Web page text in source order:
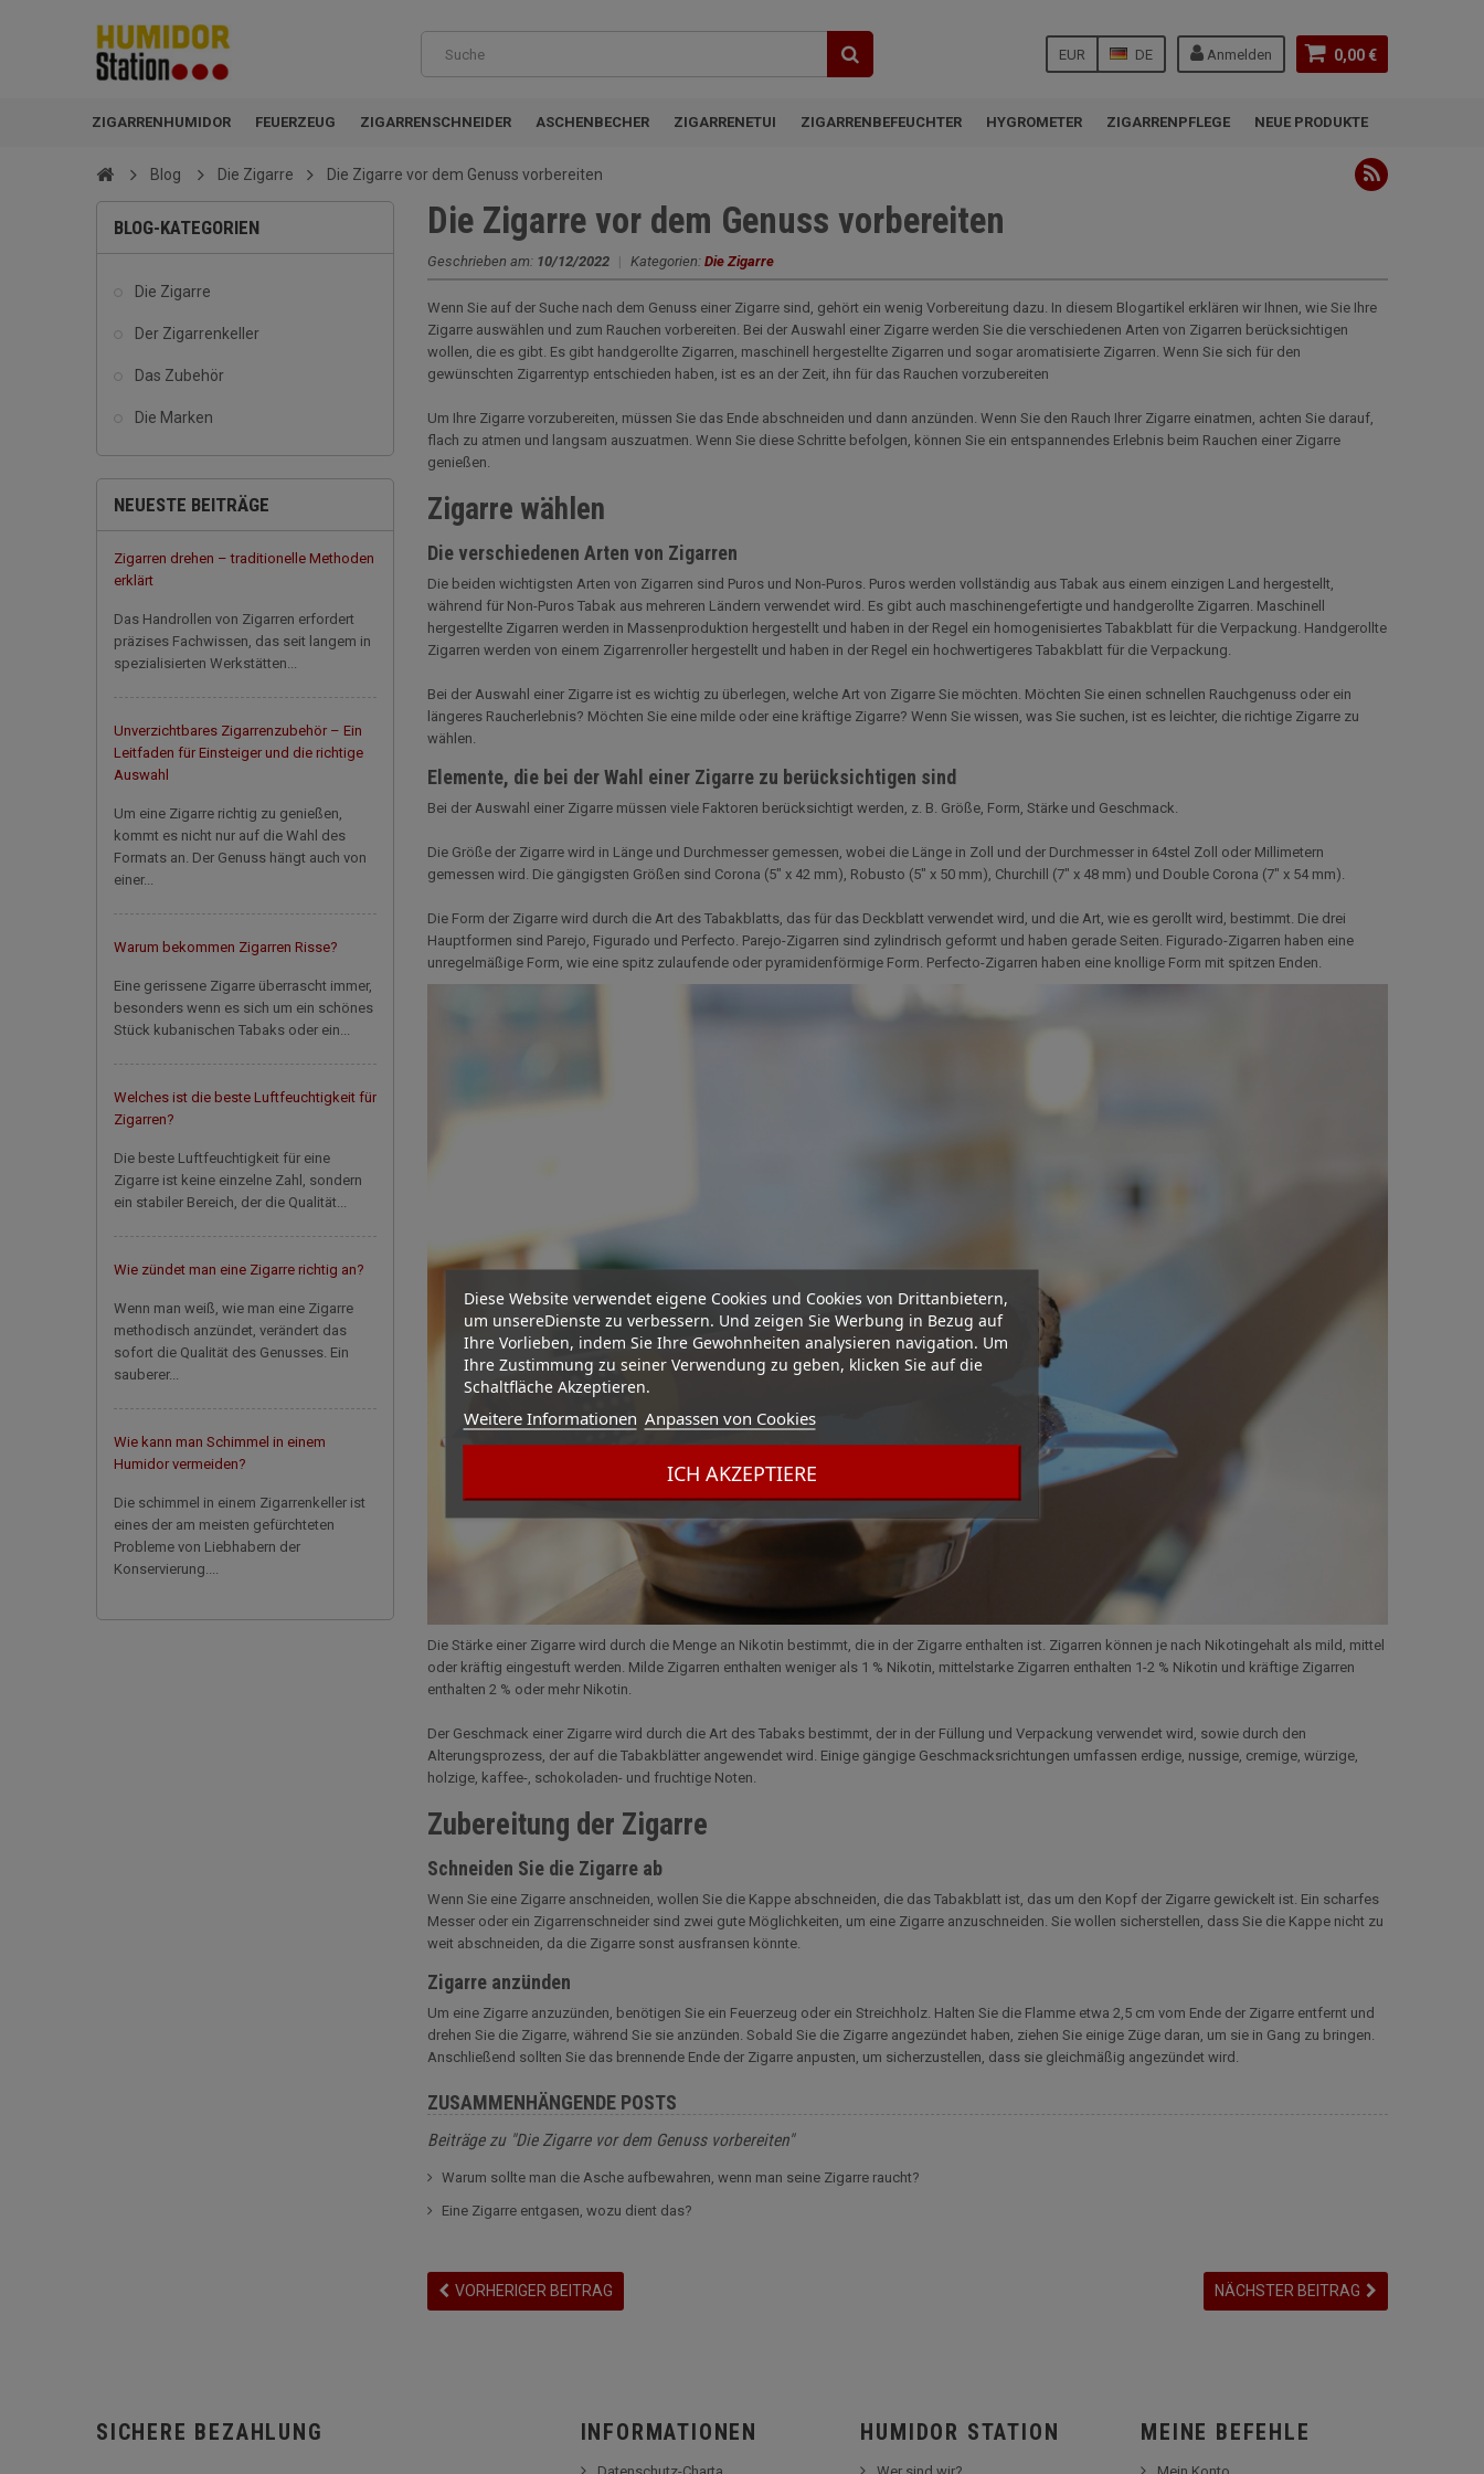
0,00 €
Anmelden
DE
EUR
ZIGARRENHUMIDOR FEUERZEUG ZIGARRENSCHNEIDER ASCHENBECHER ZIGARRENETUI ZIGARRENBEFEUCHTER HYGROMETER ZIGARRENPFLEGE NEUE PRODUKTE
Diese Website verwendet eigene Cookies und Cookies von Drittanbietern,
um unsereDienste zu verbessern. Und zeigen Sie Werbung in Bezug auf
Ihre Vorlieben, indem Sie Ihre Gewohnheiten analysieren navigation. Um
Ihre Zustimmung zu seiner Verwendung zu geben, klicken Sie auf die
Schaltfläche Akzeptieren.
Weitere Informationen Anpassen von Cookies
ICH AKZEPTIERE
Blog Die Zigarre Die Zigarre vor dem Genuss vorbereiten
BLOG-KATEGORIEN
Die Zigarre
Der Zigarrenkeller
Das Zubehör
Die Marken
NEUESTE BEITRÄGE
Zigarren drehen – traditionelle Methoden
erklärt
Das Handrollen von Zigarren erfordert
präzises Fachwissen, das seit langem in
spezialisierten Werkstätten...
Unverzichtbares Zigarrenzubehör – Ein
Leitfaden für Einsteiger und die richtige
Auswahl
Um eine Zigarre richtig zu genießen,
kommt es nicht nur auf die Wahl des
Formats an. Der Genuss hängt auch von
einer...
Warum bekommen Zigarren Risse?
Eine gerissene Zigarre überrascht immer,
besonders wenn es sich um ein schönes
Stück kubanischen Tabaks oder ein...
Welches ist die beste Luftfeuchtigkeit für
Zigarren?
Die beste Luftfeuchtigkeit für eine
Zigarre ist keine einzelne Zahl, sondern
ein stabiler Bereich, der die Qualität...
Wie zündet man eine Zigarre richtig an?
Wenn man weiß, wie man eine Zigarre
methodisch anzündet, verändert das
sofort die Qualität des Genusses. Ein
sauberer...
Wie kann man Schimmel in einem
Humidor vermeiden?
Die schimmel in einem Zigarrenkeller ist
eines der am meisten gefürchteten
Probleme von Liebhabern der
Konservierung....
Die Zigarre vor dem Genuss vorbereiten
Geschrieben am: 10/12/2022 | Kategorien: Die Zigarre
Wenn Sie auf der Suche nach dem Genuss einer Zigarre sind, gehört ein wenig Vorbereitung dazu. In diesem Blogartikel erklären wir Ihnen, wie Sie Ihre
Zigarre auswählen und zum Rauchen vorbereiten. Bei der Auswahl einer Zigarre werden Sie die verschiedenen Arten von Zigarren berücksichtigen
wollen, die es gibt. Es gibt handgerollte Zigarren, maschinell hergestellte Zigarren und sogar aromatisierte Zigarren. Wenn Sie sich für den
gewünschten Zigarrentyp entschieden haben, ist es an der Zeit, ihn für das Rauchen vorzubereiten
Um Ihre Zigarre vorzubereiten, müssen Sie das Ende abschneiden und dann anzünden. Wenn Sie den Rauch Ihrer Zigarre einatmen, achten Sie darauf,
flach zu atmen und langsam auszuatmen. Wenn Sie diese Schritte befolgen, können Sie ein entspannendes Erlebnis beim Rauchen einer Zigarre
genießen.
Zigarre wählen
Die verschiedenen Arten von Zigarren
Die beiden wichtigsten Arten von Zigarren sind Puros und Non-Puros. Puros werden vollständig aus Tabak aus einem einzigen Land hergestellt,
während für Non-Puros Tabak aus mehreren Ländern verwendet wird. Es gibt auch maschinengefertigte und handgerollte Zigarren. Maschinell
hergestellte Zigarren werden in Massenproduktion hergestellt und haben in der Regel ein homogenisiertes Tabakblatt für die Verpackung. Handgerollte
Zigarren werden von einem Zigarrenroller hergestellt und haben in der Regel ein hochwertigeres Tabakblatt für die Verpackung.
Bei der Auswahl einer Zigarre ist es wichtig zu überlegen, welche Art von Zigarre Sie möchten. Möchten Sie einen schnellen Rauchgenuss oder ein
längeres Raucherlebnis? Möchten Sie eine milde oder eine kräftige Zigarre? Wenn Sie wissen, was Sie suchen, ist es leichter, die richtige Zigarre zu
wählen.
Elemente, die bei der Wahl einer Zigarre zu berücksichtigen sind
Bei der Auswahl einer Zigarre müssen viele Faktoren berücksichtigt werden, z. B. Größe, Form, Stärke und Geschmack.
Die Größe der Zigarre wird in Länge und Durchmesser gemessen, wobei die Länge in Zoll und der Durchmesser in 64stel Zoll oder Millimetern
gemessen wird. Die gängigsten Größen sind Corona (5" x 42 mm), Robusto (5" x 50 mm), Churchill (7" x 48 mm) und Double Corona (7" x 54 mm).
Die Form der Zigarre wird durch die Art des Tabakblatts, das für das Deckblatt verwendet wird, und die Art, wie es gerollt wird, bestimmt. Die drei
Hauptformen sind Parejo, Figurado und Perfecto. Parejo-Zigarren sind zylindrisch geformt und haben gerade Seiten. Figurado-Zigarren haben eine
unregelmäßige Form, wie eine spitz zulaufende oder pyramidenförmige Form. Perfecto-Zigarren haben eine knollige Form mit spitzen Enden.
Die Stärke einer Zigarre wird durch die Menge an Nikotin bestimmt, die in der Zigarre enthalten ist. Zigarren können je nach Nikotingehalt als mild, mittel
oder kräftig eingestuft werden. Milde Zigarren enthalten weniger als 1 % Nikotin, mittelstarke Zigarren enthalten 1-2 % Nikotin und kräftige Zigarren
enthalten 2 % oder mehr Nikotin.
Der Geschmack einer Zigarre wird durch die Art des Tabaks bestimmt, der in der Füllung und Verpackung verwendet wird, sowie durch den
Alterungsprozess, der auf die Tabakblätter angewendet wird. Einige gängige Geschmacksrichtungen umfassen erdige, nussige, cremige, würzige,
holzige, kaffee-, schokoladen- und fruchtige Noten.
Zubereitung der Zigarre
Schneiden Sie die Zigarre ab
Wenn Sie eine Zigarre anschneiden, wollen Sie die Kappe abschneiden, die das Tabakblatt ist, das um den Kopf der Zigarre gewickelt ist. Ein scharfes
Messer oder ein Zigarrenschneider sind zwei gute Möglichkeiten, um eine Zigarre anzuschneiden. Sie wollen sicherstellen, dass Sie die Kappe nicht zu
weit abschneiden, da die Zigarre sonst ausfransen könnte.
Zigarre anzünden
Um eine Zigarre anzuzünden, benötigen Sie ein Feuerzeug oder ein Streichholz. Halten Sie die Flamme etwa 2,5 cm vom Ende der Zigarre entfernt und
drehen Sie die Zigarre, während Sie sie anzünden. Sobald Sie die Zigarre angezündet haben, ziehen Sie einige Züge daran, um sie in Gang zu bringen.
Anschließend sollten Sie das brennende Ende der Zigarre anpusten, um sicherzustellen, dass sie gleichmäßig angezündet wird.
ZUSAMMENHÄNGENDE POSTS
Beiträge zu "Die Zigarre vor dem Genuss vorbereiten"
Warum sollte man die Asche aufbewahren, wenn man seine Zigarre raucht?
Eine Zigarre entgasen, wozu dient das?
VORHERIGER BEITRAG NÄCHSTER BEITRAG
SICHERE BEZAHLUNG INFORMATIONEN HUMIDOR STATION MEINE BEFEHLE